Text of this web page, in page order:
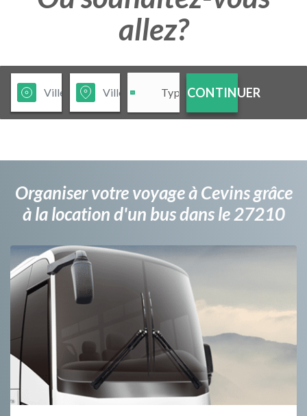
allez?
CONTINUER
Organiser votre voyage à Cevins grâce
à la location d'un bus dans le 27210